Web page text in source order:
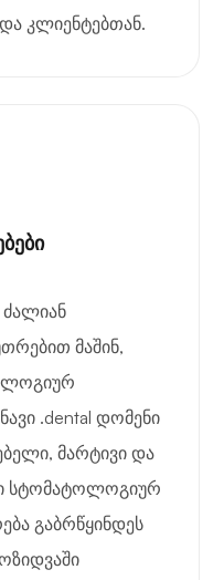
და კლიენტებთან.
მაშინ,
.dental დომენი
მარტივი და
სტომატოლოგიურ
გაბრწყინდეს